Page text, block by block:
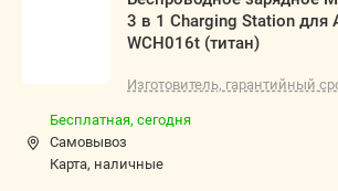
3 в 1 Charging Station для
WCH016t (титан)
Изготовитель, гарантийный
Бесплатная, сегодня
Самовывоз
карта, наличные